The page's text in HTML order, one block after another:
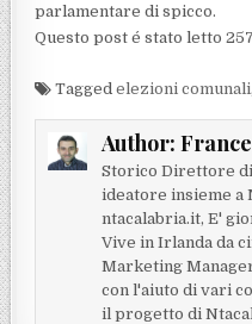
parlamentare di spicco.
Questo post é stato letto
Taggedelezioni comunali
Author:
Storico Direttore
ideatore insieme a
ntacalabria.it, E'
Vive in Irlanda da
Marketing
con l'aiuto di vari
il progetto di